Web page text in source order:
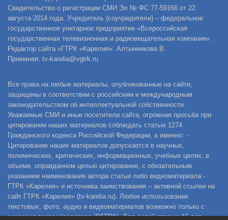
Свидетельство о регистрации СМИ Эл № ФС 77-59166 от 22
августа 2014 года. Учредитель (соучредители) – федеральное
государственное унитарное предприятие «Всероссийская
государственная телевизионная и радиовещательная компания».
Редактор сайта «ГТРК «Карелия»: Алтынникова В.
Приемная: tv-karelia@vgtrk.ru
Все права на любые материалы, опубликованные на сайте,
защищены в соответствии с российским и международным
законодательством об интеллектуальной собственности.
Уважаемые СМИ и иные посетители сайта, огромная просьба при
цитировании наших материалов соблюдать статью 1274
Гражданского кодекса Российской Федерации, а именно: -
Цитирование наших материалов допускается в научных,
полемических, критических, информационных, учебных целях, в
объеме, оправданном целью цитирования, с обязательным
указанием наименования автора статьи либо видеоматериала -
ГТРК «Карелия» и источника заимствования – активной ссылки на
сайт ГТРК «Карелия» (tv-karelia.ru). Любое использование
текстовых, фото, аудио и видеоматериалов возможно только с
согласия правообладателя (ВГТРК). Для детей старше 16 лет.